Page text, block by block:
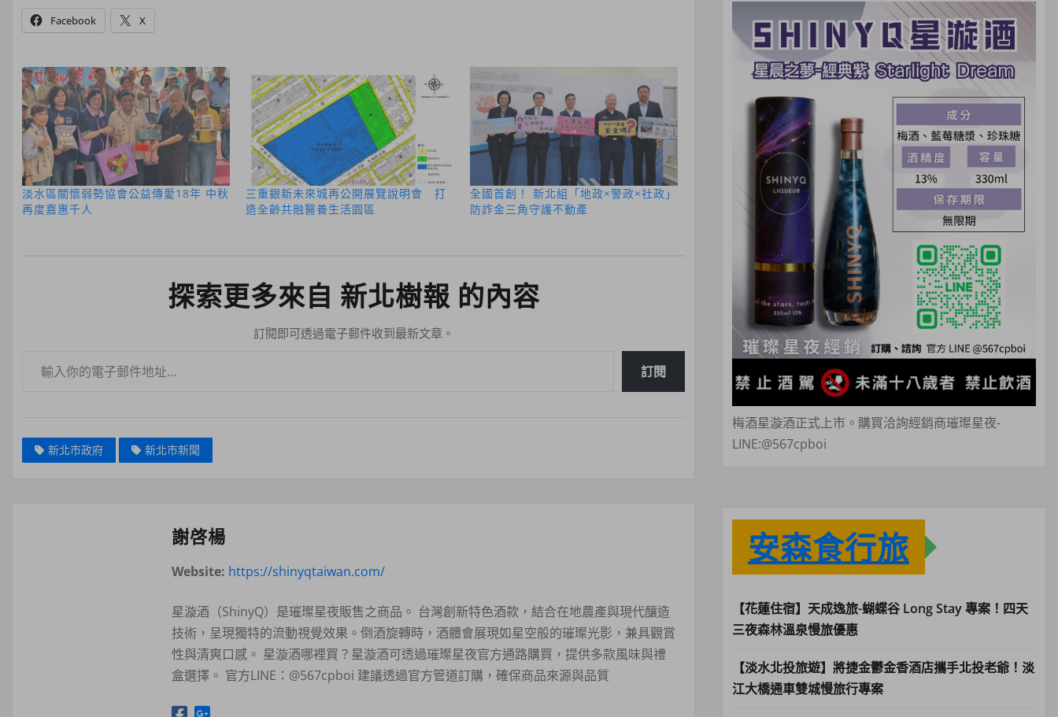
Facebook X
淡水區關懷弱勢協會公益傳愛18年 中秋
再度嘉惠千人
三重銀新未來城再公開展覽說明會 打
造全齡共融醫養生活園區
全國首創！ 新北組「地政×警政×社政」
防詐金三角守護不動產
探索更多來自 新北樹報 的內容
訂閱即可透過電子郵件收到最新文章。
訂閱
新北市政府 新北市新聞
謝啓楊
Website: https://shinyqtaiwan.com/
星漩酒（ShinyQ）是璀璨星夜販售之商品。 台灣創新特色酒款，結合在地農產與現代釀造
技術，呈現獨特的流動視覺效果。倒酒旋轉時，酒體會展現如星空般的璀璨光影，兼具觀賞
性與清爽口感。 星漩酒哪裡買？星漩酒可透過璀璨星夜官方通路購買，提供多款風味與禮
盒選擇。 官方LINE：@567cpboi 建議透過官方管道訂購，確保商品來源與品質
梅酒星漩酒正式上市。購買洽詢經銷商璀璨星夜-
LINE:@567cpboi
安森食行旅
【花蓮住宿】天成逸旅-蝴蝶谷 Long Stay 專案！四天
三夜森林溫泉慢旅優惠
【淡水北投旅遊】將捷金鬱金香酒店攜手北投老爺！淡
江大橋通車雙城慢旅行專案